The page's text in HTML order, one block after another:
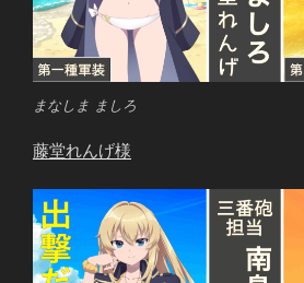
まなしま ましろ
藤堂れんげ様